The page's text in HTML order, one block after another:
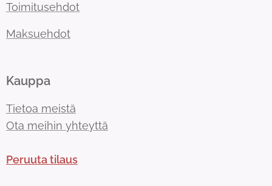
Toimitusehdot
Maksuehdot
Kauppa
Tietoa meistä
Ota meihin yhteyttä
Peruuta tilaus